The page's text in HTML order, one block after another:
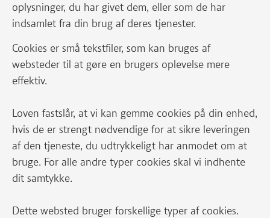
oplysninger, du har givet dem, eller som de har
indsamlet fra din brug af deres tjenester.
Cookies er små tekstfiler, som kan bruges af
websteder til at gøre en brugers oplevelse mere
effektiv.
Loven fastslår, at vi kan gemme cookies på din enhed,
hvis de er strengt nødvendige for at sikre leveringen
af den tjeneste, du udtrykkeligt har anmodet om at
bruge. For alle andre typer cookies skal vi indhente
dit samtykke.
Dette websted bruger forskellige typer af cookies.